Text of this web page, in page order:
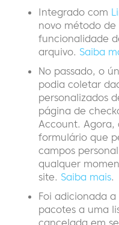
Integrado com
novo método
funcionalidade
arquivo. Saiba
No passado, o
podia coletar
personalizados
página de
Account. Agora,
formulário que
campos
qualquer
site. Saiba mais.
Foi adicionada
pacotes a uma